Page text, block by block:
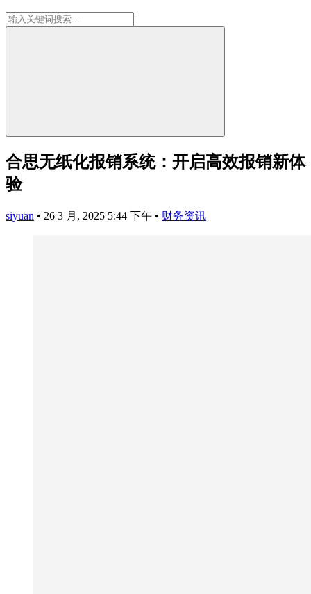
合思无纸化报销系统：开启高效报销新体
验
siyuan • 26 3 月, 2025 5:44 下午 • 财务资讯